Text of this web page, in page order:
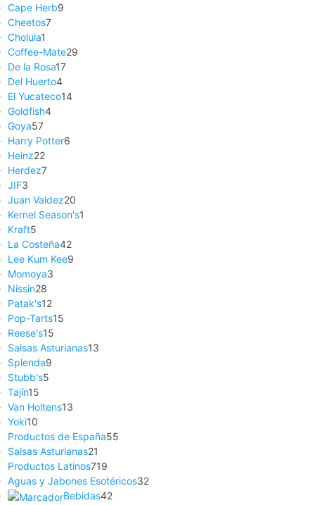
Cape Herb9
Cheetos7
Cholula1
Coffee-Mate29
De la Rosa17
Del Huerto4
El Yucateco14
Goldfish4
Goya57
Harry Potter6
Heinz22
Herdez7
JIF3
Juan Valdez20
Kernel Season's1
Kraft5
La Costeña42
Lee Kum Kee9
Momoya3
Nissin28
Patak's12
Pop-Tarts15
Reese's15
Salsas Asturianas13
Splenda9
Stubb's5
Tajín15
Van Holtens13
Yoki10
Productos de España55
Salsas Asturianas21
Productos Latinos719
Aguas y Jabones Esotéricos32
Bebidas42